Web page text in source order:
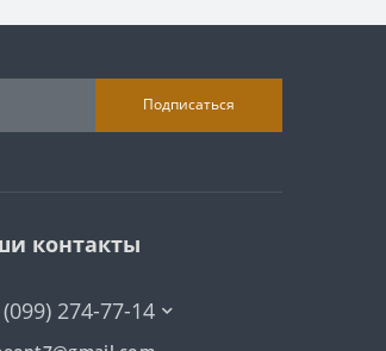
Подписаться
контакты
274-77-14